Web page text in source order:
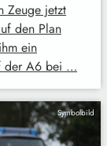
Zeuge jetzt
den Plan
ein
der A6 bei …
Symbolbild